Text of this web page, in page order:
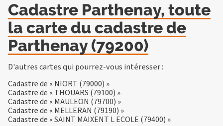
Cadastre Parthenay, toute
la carte du cadastre de
Parthenay (79200)
D'autres cartes qui pourrez-vous intéresser :
Cadastre de « NIORT (79000) »
Cadastre de « THOUARS (79100) »
Cadastre de « MAULEON (79700) »
Cadastre de « MELLERAN (79190) »
Cadastre de « SAINT MAIXENT L ECOLE (79400) »